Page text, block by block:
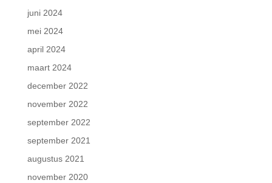
juni 2024
mei 2024
april 2024
maart 2024
december 2022
november 2022
september 2022
september 2021
augustus 2021
november 2020